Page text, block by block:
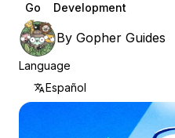
Go Development
By Gopher Guides
Language
Español